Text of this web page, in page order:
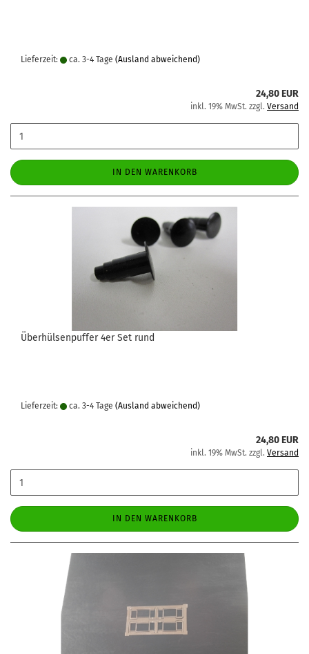
Lieferzeit: ca. 3-4 Tage (Ausland abweichend)
24,80 EUR
inkl. 19% MwSt. zzgl. Versand
IN DEN WARENKORB
Überhülsenpuffer 4er Set rund
Lieferzeit: ca. 3-4 Tage (Ausland abweichend)
24,80 EUR
inkl. 19% MwSt. zzgl. Versand
IN DEN WARENKORB